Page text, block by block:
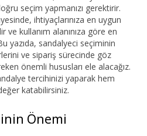
seçim yapmanızı gerektirir.
ihtiyaçlarınıza en uygun
ve kullanım alanınıza göre en
yazıda, sandalyeci seçiminin
ve sipariş sürecinde göz
önemli hususları ele alacağız.
tercihinizi yaparak hem
katabilirsiniz.
Önemi